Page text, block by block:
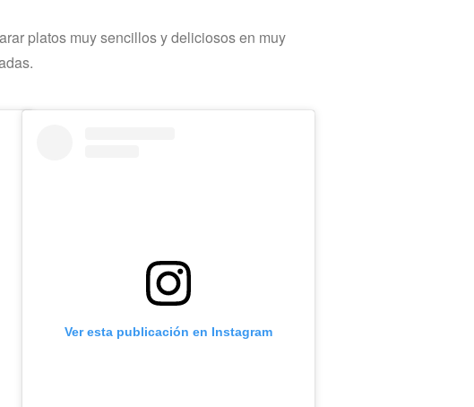
platos muy sencillos y deliciosos en muy
Ver esta publicación en Instagram